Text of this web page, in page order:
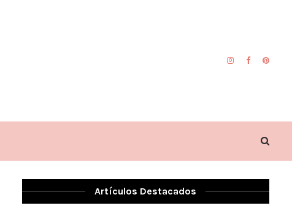
Artículos Destacados